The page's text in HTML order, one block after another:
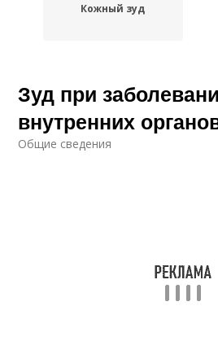
Кожный зуд
Зуд при
внутренних
Общие сведения